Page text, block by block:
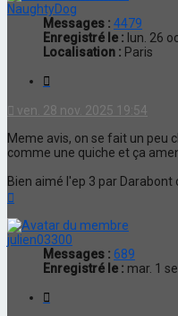
NaughtyDog
Messages : 4479
Enregistré le : lun. 26
Localisation : Paris
ven. 28 nov. 2025 19:54
Meme avis, on se fait un peu
comme une quiche et ça
Bien aimé l'ep 3 par Darabont
julien03300
Messages : 689
Enregistré le : mar. 1